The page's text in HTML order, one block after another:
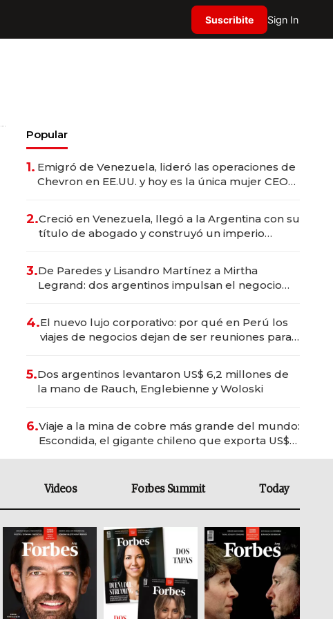
Suscribite Sign In
Popular
1. Emigró de Venezuela, lideró las operaciones de
Chevron en EE.UU. y hoy es la única mujer CEO
2.Creció en Venezuela, llegó a la Argentina con su
título de abogado y construyó un imperio
3.De Paredes y Lisandro Martínez a Mirtha
Legrand: dos argentinos impulsan el negocio
4.El nuevo lujo corporativo: por qué en Perú los
viajes de negocios dejan de ser reuniones para
5.Dos argentinos levantaron US$ 6,2 millones de
la mano de Rauch, Englebienne y Woloski
6.Viaje a la mina de cobre más grande del mundo:
Escondida, el gigante chileno que exporta US$
Videos Forbes Summit Today